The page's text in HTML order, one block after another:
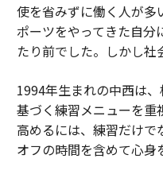
使を省みずに働く人が多
ポーツをやってきた自分
たり前でした。しかし社
1994年生まれの中西は
基づく練習メニューを重
高めるには、練習だけで
オフの時間を含めて心身